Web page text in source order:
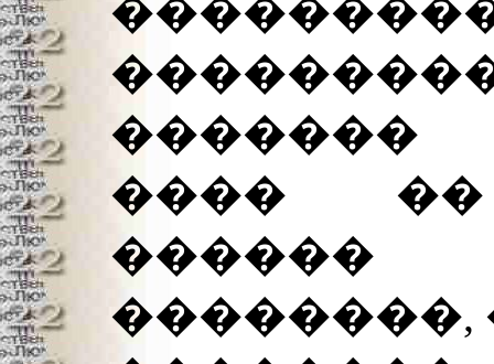
�������
���� ��
��������,